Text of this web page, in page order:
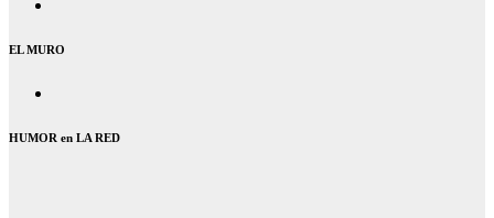
EL MURO
HUMOR en LA RED